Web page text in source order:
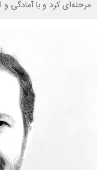
مرحله‌ای کرد و با آمادگی